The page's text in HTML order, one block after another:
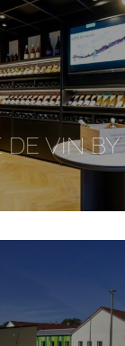
VIN